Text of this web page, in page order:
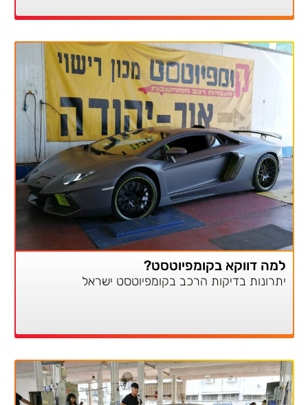
למה דווקא בקומפיוטסט?
יתרונות בדיקות הרכב בקומפיוטסט ישראל